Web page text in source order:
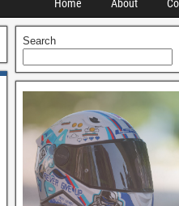
Home About
Search